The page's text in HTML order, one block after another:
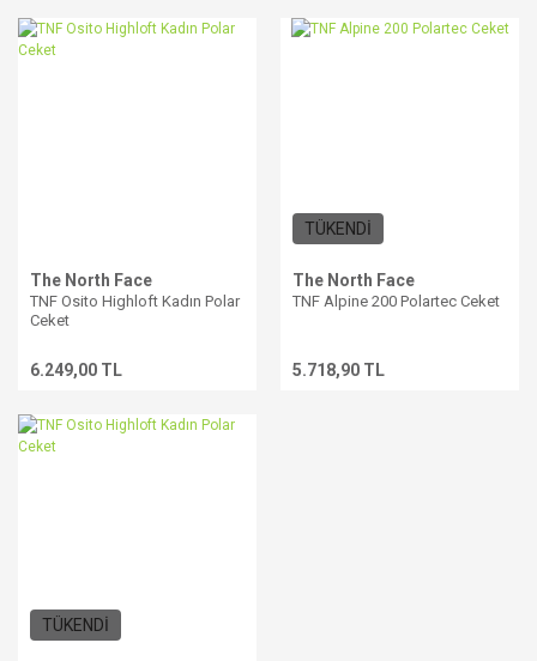
The North Face
TNF Osito Highloft Kadın Polar
Ceket
6.249,00 TL
TÜKENDİ
The North Face
TNF Alpine 200 Polartec Ceket
5.718,90 TL
TÜKENDİ